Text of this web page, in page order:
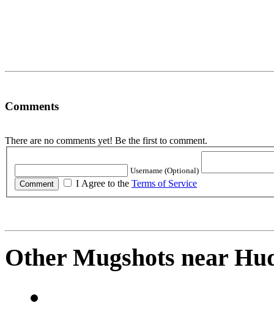
Comments
There are no comments yet! Be the first to comment.
Username (Optional)
I Agree to the Terms of Service
Other Mugshots near